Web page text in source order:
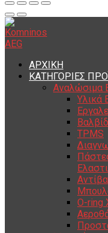
ΑΡΧΙΚΗ
ΚΑΤΗΓΟΡΙΕΣ
Αναλώσιμα
Υλικά
TPMS
O-ring